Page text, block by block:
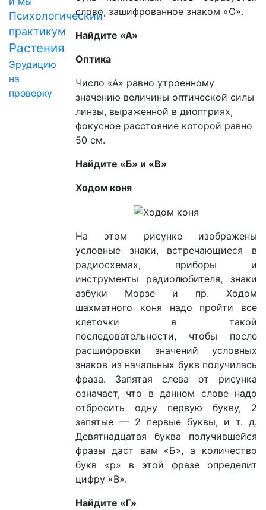
Психологический
практикум
Растения
Эрудицию
на
проверку
слово, зашифрованное знаком «О».
Найдите «А»
Оптика
Число «А» равно утроенному
значению величины оптической силы
линзы, выраженной в диоптриях,
фокусное расстояние которой равно
50 см.
Найдите «Б» и «В»
Ходом коня
На этом рисунке изображены
условные знаки, встречающиеся в
радиосхемах, приборы и
инструменты радиолюбителя, знаки
азбуки Морзе и пр. Ходом
шахматного коня надо пройти все
клеточки в такой
последовательности, чтобы после
расшифровки значений условных
знаков из начальных букв получилась
фраза. Запятая слева от рисунка
означает, что в данном слове надо
отбросить одну первую букву, 2
запятые — 2 первые буквы, и т. д.
Девятнадцатая буква получившейся
фразы даст вам «Б», а количество
букв «р» в этой фразе определит
цифру «В».
Найдите «Г»